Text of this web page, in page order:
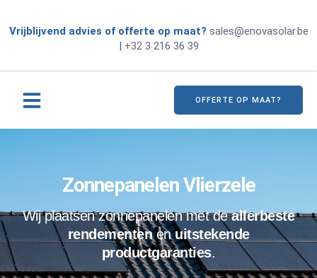
Vrijblijvend advies of offerte op maat? sales@enovasolar.be
| +32 3 216 36 39
OFFERTE OP MAAT?
Zonnepanelen Vlierzele
Wij plaatsen zonnepanelen met deallerbeste
rendementenenuitstekende
productgaranties.